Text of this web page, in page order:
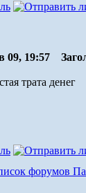
09, 19:57
трата денег
форумов